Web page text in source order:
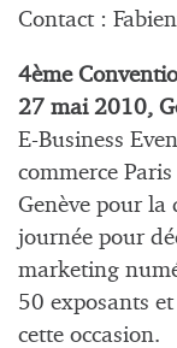
Contact :
4ème
27 mai 2010,
E-Business
commerce
Genève pour la
journée pour
marketing
50 exposants
cette occasion.